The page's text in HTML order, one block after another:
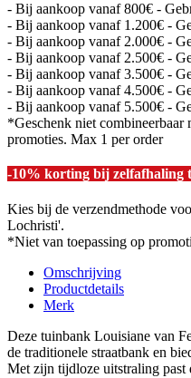
- Bij aankoop vanaf 800€ -
- Bij aankoop vanaf 1.200€ -
- Bij aankoop vanaf 2.000€ -
- Bij aankoop vanaf 2.500€ -
- Bij aankoop vanaf 3.500€ -
- Bij aankoop vanaf 4.500€ -
- Bij aankoop vanaf 5.500€ -
*Geschenk niet combineerbaar
promoties. Max 1 per order
-10% korting bij zelfafhaling
Kies bij de verzendmethode
Lochristi'.
*Niet van toepassing op
Omschrijving
Productdetails
Merk
Deze tuinbank Louisiane van
de traditionele straatbank en
Met zijn tijdloze uitstraling past